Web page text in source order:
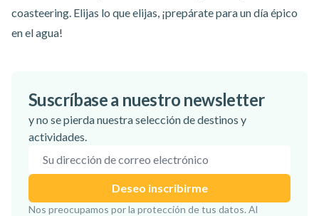
coasteering. Elijas lo que elijas, ¡prepárate para un día épico
en el agua!
Suscríbase a nuestro newsletter
y no se pierda nuestra selección de destinos y
actividades.
Dirección de correo electrónico
Deseo inscribirme
¡Suscripción confirmada!
Nos preocupamos por la protección de tus datos. Al